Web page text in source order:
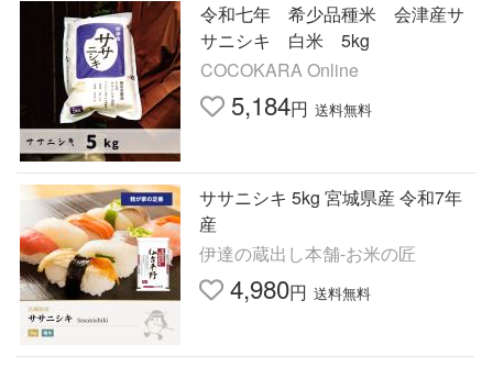
令和七年 希少品種米 会津産サ
サニシキ 白米 5kg
COCOKARA Online
5,184円 送料無料
ササニシキ 5kg 宮城県産 令和7年
産
伊達の蔵出し本舗-お米の匠
4,980円 送料無料